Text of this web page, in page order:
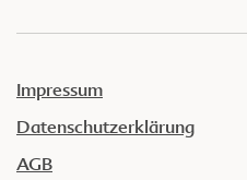
Impressum
Datenschutzerklärung
AGB